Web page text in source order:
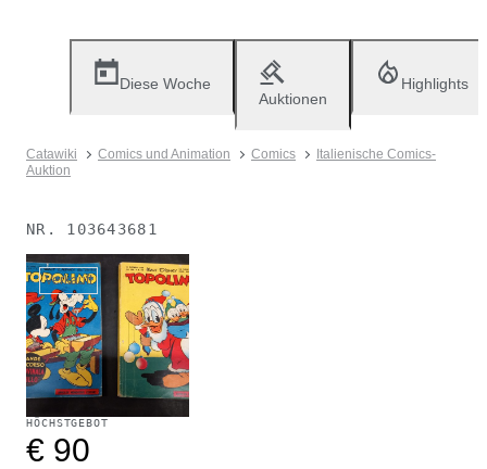
Diese Woche
Auktionen
Highlights
Catawiki Comics und Animation Comics
Italienische Comics-
Auktion
NR. 103643681
Verkauft
HÖCHSTGEBOT
€ 90